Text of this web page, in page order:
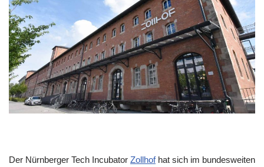
Der Nürnberger Tech Incubator Zollhofhat sich im bundesweiten